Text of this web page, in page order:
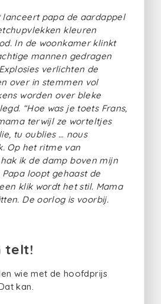
papa de aardappel
kleuren
In de woonkamer klinkt
mannen gedragen
verlichten de
over in stemmen vol
worden over bleke
“Hoe was je toets Frans,
terwijl ze worteltjes
tu oublies … nous
Op het ritme van
ik de damp boven mijn
loopt gehaast de
klik wordt het stil. Mama
De oorlog is voorbij.
telt!
wie met de hoofdprijs
kan.